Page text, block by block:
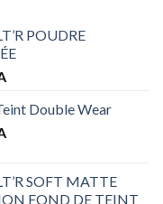
POUDRE
Plage
prix :
28.000 CFA
Double Wear
Plage
28.000 CFA
SOFT MATTE
FOND DE TEINT